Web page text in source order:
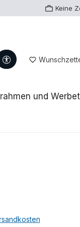
Keine
Werkzeugleiste
und